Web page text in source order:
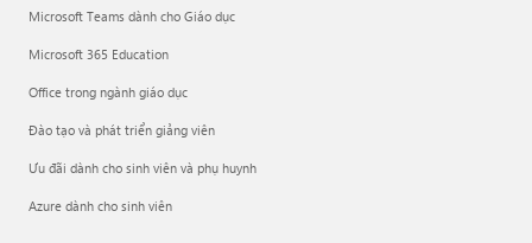
Microsoft Teams dành cho Giáo dục
Microsoft 365 Education
Office trong ngành giáo dục
Đào tạo và phát triển giảng viên
Ưu đãi dành cho sinh viên và phụ huynh
Azure dành cho sinh viên